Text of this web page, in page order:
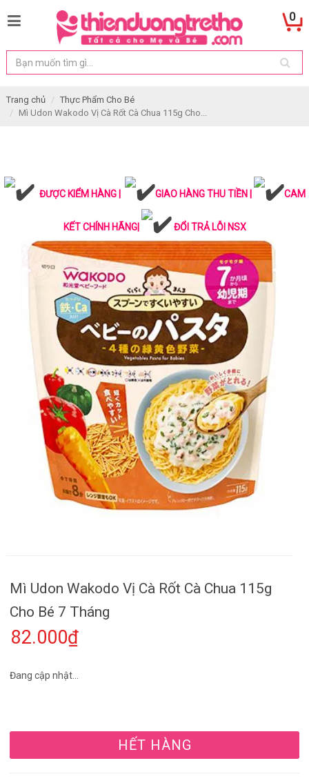
0
Trang chủ
Thực Phẩm Cho Bé
Mì Udon Wakodo Vị Cà Rốt Cà Chua 115g Cho...
ĐƯỢC KIỂM HÀNG | GIAO HÀNG THU TIỀN | CAM
KẾT CHÍNH HÃNG| ĐỔI TRẢ LỖI NSX
Mì Udon Wakodo Vị Cà Rốt Cà Chua 115g
Cho Bé 7 Tháng
82.000₫
Đang cập nhật...
HẾT HÀNG